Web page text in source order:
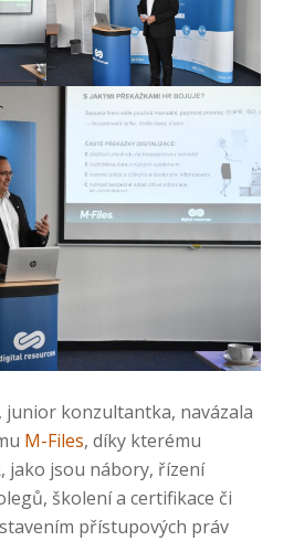
, junior konzultantka, navázala
M-Files, díky kterému
jako jsou nábory, řízení
školení a certifikace či
přístupových práv